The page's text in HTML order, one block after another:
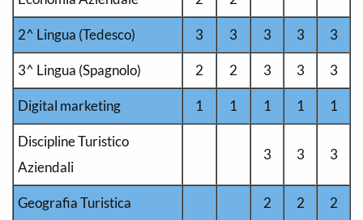
2^ Lingua (Tedesco) 3 3 3 3 3
3^ Lingua (Spagnolo) 2 2 3 3 3
Digital marketing 1 1 1 1 1
Discipline Turistico
Aziendali
3 3 3
Geografia Turistica 2 2 2